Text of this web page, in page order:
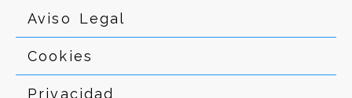
Aviso Legal
Cookies
Privacidad